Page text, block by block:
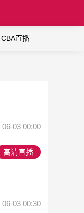
CBA直播
06-03 00:00
高清直播
06-03 00:30